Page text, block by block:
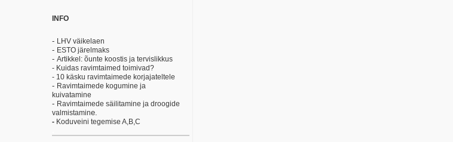
INFO
- LHV väikelaen
- ESTO järelmaks
- Artikkel: õunte koostis ja tervislikkus
- Kuidas ravimtaimed toimivad?
- 10 käsku ravimtaimede korjajateltele
- Ravimtaimede kogumine ja
kuivatamine
- Ravimtaimede säilitamine ja droogide
valmistamine.
- Koduveini tegemise A,B,C